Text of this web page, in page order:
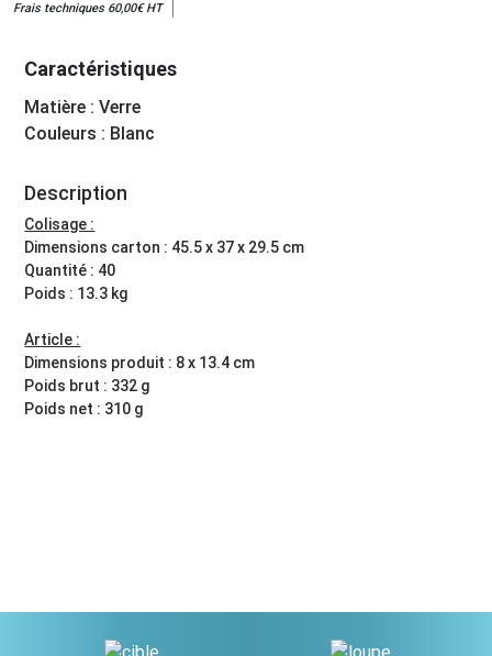
Frais techniques 60,00€ HT
Caractéristiques
Matière : Verre
Couleurs : Blanc
Description
Colisage :
Dimensions carton : 45.5 x 37 x 29.5 cm
Quantité : 40
Poids : 13.3 kg
Article :
Dimensions produit : 8 x 13.4 cm
Poids brut : 332 g
Poids net : 310 g